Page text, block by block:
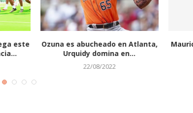
de Listín Diario
navideño”
Estrellas completan la
clasificación, Bethancourt
decide en cierre...